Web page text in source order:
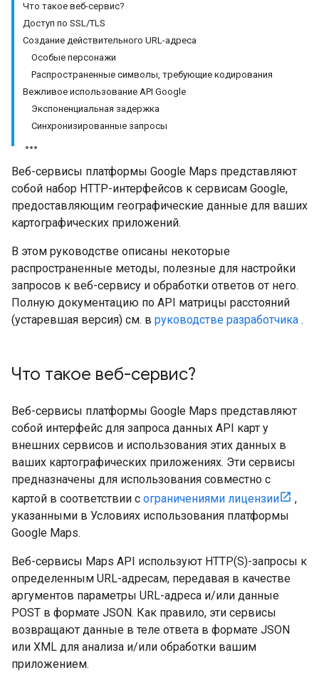
Что такое веб-сервис?
Доступ по SSL/TLS
Создание действительного URL-адреса
Особые персонажи
Распространенные символы, требующие кодирования
Вежливое использование API Google
Экспоненциальная задержка
Синхронизированные запросы
Веб-сервисы платформы Google Maps представляют
собой набор HTTP-интерфейсов к сервисам Google,
предоставляющим географические данные для ваших
картографических приложений.
В этом руководстве описаны некоторые
распространенные методы, полезные для настройки
запросов к веб-сервису и обработки ответов от него.
Полную документацию по API матрицы расстояний
(устаревшая версия) см. в руководстве разработчика .
Что такое веб-сервис?
Веб-сервисы платформы Google Maps представляют
собой интерфейс для запроса данных API карт у
внешних сервисов и использования этих данных в
ваших картографических приложениях. Эти сервисы
предназначены для использования совместно с
картой в соответствии с ограничениями лицензии
,
указанными в Условиях использования платформы
Google Maps.
Веб-сервисы Maps API используют HTTP(S)-запросы к
определенным URL-адресам, передавая в качестве
аргументов параметры URL-адреса и/или данные
POST в формате JSON. Как правило, эти сервисы
возвращают данные в теле ответа в формате JSON
или XML для анализа и/или обработки вашим
приложением.